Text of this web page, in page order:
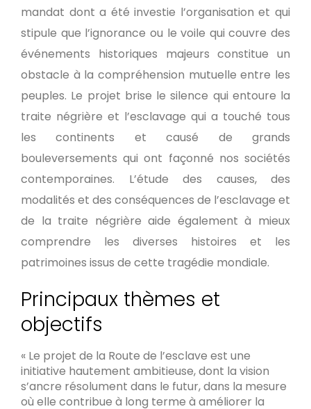
mandat dont a été investie l’organisation et qui
stipule que l’ignorance ou le voile qui couvre des
événements historiques majeurs constitue un
obstacle à la compréhension mutuelle entre les
peuples. Le projet brise le silence qui entoure la
traite négrière et l’esclavage qui a touché tous
les continents et causé de grands
bouleversements qui ont façonné nos sociétés
contemporaines. L’étude des causes, des
modalités et des conséquences de l’esclavage et
de la traite négrière aide également à mieux
comprendre les diverses histoires et les
patrimoines issus de cette tragédie mondiale.
Principaux thèmes et
objectifs
« Le projet de la Route de l’esclave est une
initiative hautement ambitieuse, dont la vision
s’ancre résolument dans le futur, dans la mesure
où elle contribue à long terme à améliorer la